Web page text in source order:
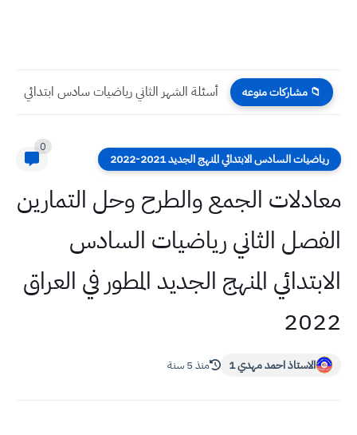
📁 مشاركات منوعه أسئلة الشهر الثاني رياضيات سادس ابتدائي
رياضيات السادس الابتدائي المنهج الجديد 2021-2022
0
معادلات الجمع والطرح وحل التمارين
الفصل الثاني رياضيات السادس
الابتدائي المنهج الجديد المطور في العراق
2022
الاستاذ احمد مهدي 1 منذ 5 سنة